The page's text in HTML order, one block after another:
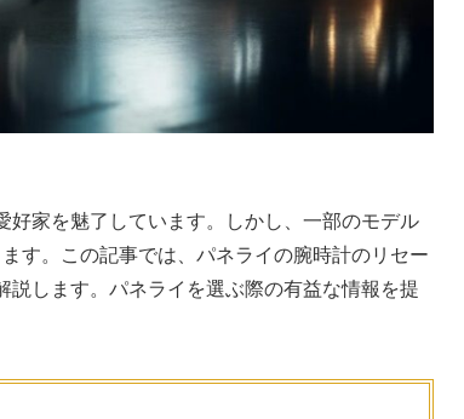
家を魅了しています。しかし、一部のモデル
す。この記事では、パネライの腕時計のリセー
します。パネライを選ぶ際の有益な情報を提